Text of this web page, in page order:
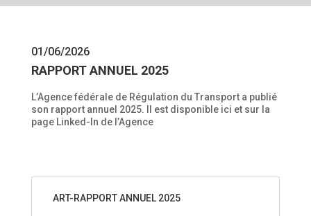
01/06/2026
RAPPORT ANNUEL 2025
L’Agence fédérale de Régulation du Transport a publié
son rapport annuel 2025. Il est disponible ici et sur la
page Linked-In de l’Agence
ART-RAPPORT ANNUEL 2025